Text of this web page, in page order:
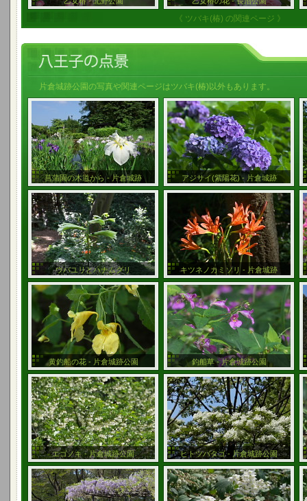
《 ツバキ(椿) の関連ページ 》
片倉城跡公園の写真や関連ページはツバキ(椿)以外もあります。
菖蒲園の木道から - 片倉城跡 アジサイ(紫陽花) - 片倉城跡
ウバユリとハナムグリ キツネノカミソリ - 片倉城跡
黄釣船の花 - 片倉城跡公園 釣船草 - 片倉城跡公園
エゴノキ - 片倉城跡公園 ヒトツバタゴ - 片倉城跡公園